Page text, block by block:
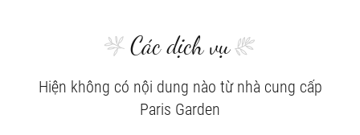
Các dịch vụ
Hiện không có nội dung nào từ nhà cung cấp
Paris Garden